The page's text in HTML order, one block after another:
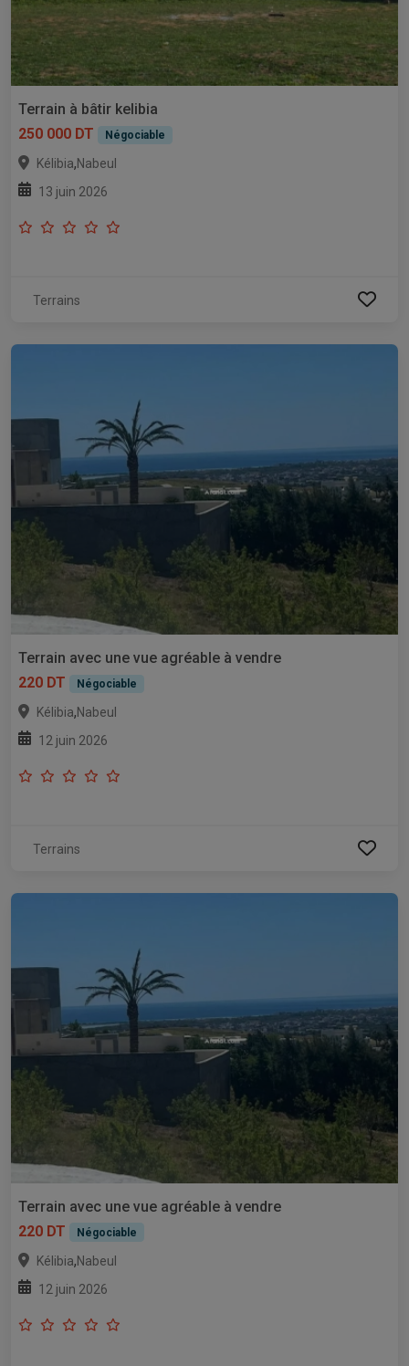
Terrain à bâtir kelibia
250 000 DT
Négociable
Kélibia,Nabeul
13 juin 2026
Terrains
Terrain avec une vue agréable à vendre
220 DT
Négociable
Kélibia,Nabeul
12 juin 2026
Terrains
Terrain avec une vue agréable à vendre
220 DT
Négociable
Kélibia,Nabeul
12 juin 2026